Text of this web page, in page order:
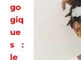
go
giq
ue
s :
le